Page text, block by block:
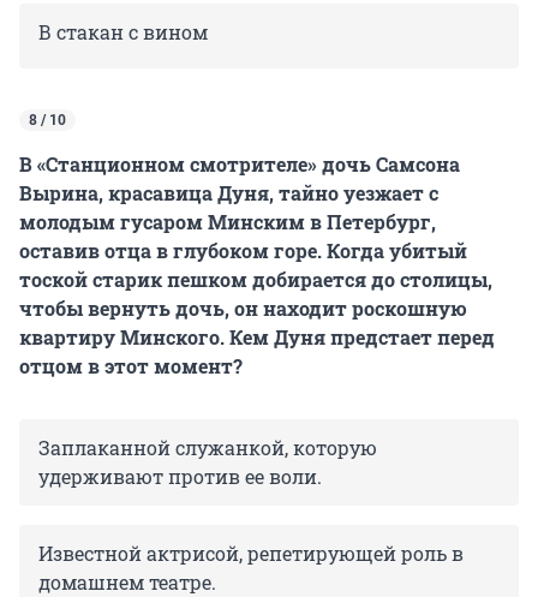
В стакан с вином
8 / 10
В «Станционном смотрителе» дочь Самсона
Вырина, красавица Дуня, тайно уезжает с
молодым гусаром Минским в Петербург,
оставив отца в глубоком горе. Когда убитый
тоской старик пешком добирается до столицы,
чтобы вернуть дочь, он находит роскошную
квартиру Минского. Кем Дуня предстает перед
отцом в этот момент?
Заплаканной служанкой, которую
удерживают против ее воли.
Известной актрисой, репетирующей роль в
домашнем театре.